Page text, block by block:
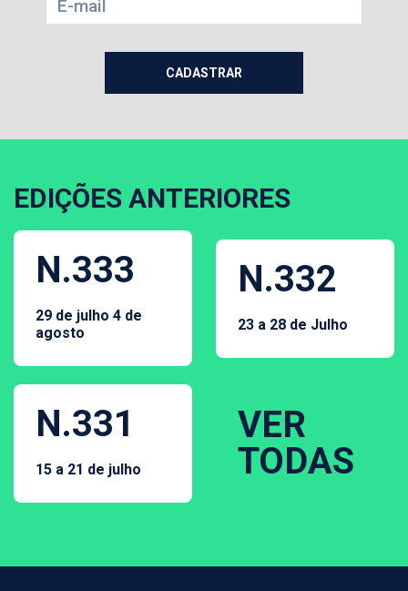
EDIÇÕES ANTERIORES
N.333
29 de julho 4 de
agosto
N.332
23 a 28 de Julho
N.331
15 a 21 de julho
VER
TODAS